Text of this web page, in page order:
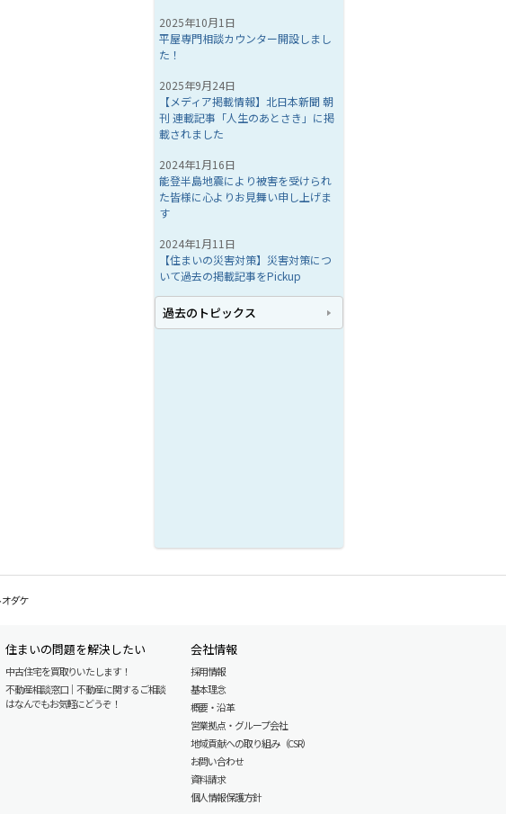
2025年10月1日
平屋専門相談カウンター開設しまし
た！
2025年9月24日
【メディア掲載情報】北日本新聞 朝
刊 連載記事「人生のあとさき」に掲
載されました
2024年1月16日
能登半島地震により被害を受けられ
た皆様に心よりお見舞い申し上げま
す
2024年1月11日
【住まいの災害対策】災害対策につ
いて過去の掲載記事をPickup
過去のトピックス
住まいの問題を解決したい
中古住宅を買取りいたします！
不動産相談窓口｜不動産に関するご相談
はなんでもお気軽にどうぞ！
会社情報
採用情報
基本理念
概要・沿革
営業拠点・グループ会社
地域貢献への取り組み（CSR）
お問い合わせ
資料請求
個人情報保護方針